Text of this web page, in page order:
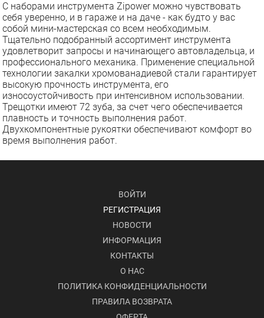
С наборами инструмента Zipower можно чувствовать
себя уверенно, и в гараже и на даче - как будто у вас
собой мини-мастерская со всем необходимым.
Тщательно подобранный ассортимент инструмента
удовлетворит запросы и начинающего автовладельца, и
профессионального механика. Применение специальной
технологии закалки хромованадиевой стали гарантирует
высокую прочность инструмента, его
износоустойчивость при интенсивном использовании.
Трещотки имеют 72 зуба, за счет чего обеспечивается
плавность и точность выполнения работ.
Двухкомпонентные рукоятки обеспечивают комфорт во
время выполнения работ.
ВОЙТИ
РЕГИСТРАЦИЯ
НОВОСТИ
ИНФОРМАЦИЯ
КОНТАКТЫ
О НАС
ПОЛИТИКА КОНФИДЕНЦИАЛЬНОСТИ
ПРАВИЛА ВОЗВРАТА